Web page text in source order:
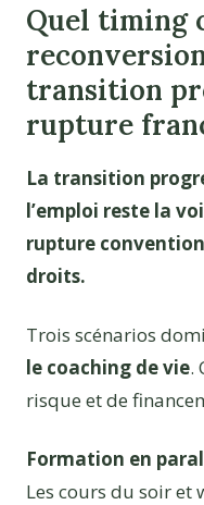
Quel timing
transition
rupture
La transition
l’emploi reste la
rupture
droits.
Trois scénarios
le coaching de vie.
risque et de
Formation en
Les cours du soir et